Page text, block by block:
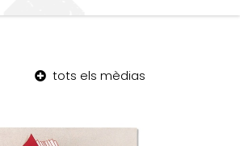
tots els mèdias